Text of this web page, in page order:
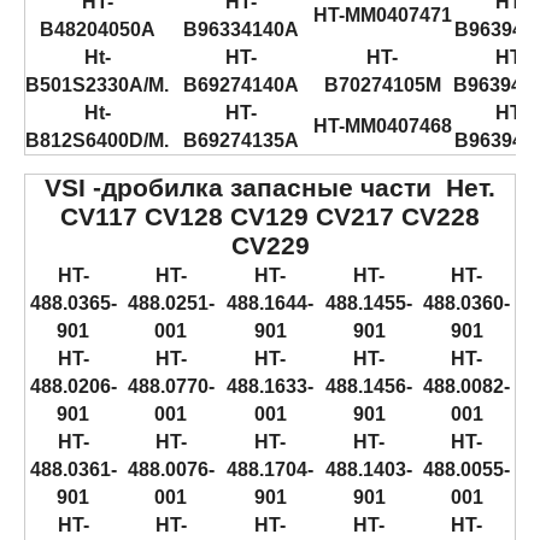
B48204050A
B96334140A
HT-MM0407471
Ht-
B501S2330A/M.
HT-
B69274140A
HT-
B70274105M
HT-
Ht-
B812S6400D/M.
HT-
B69274135A
HT-MM0407468
HT-
VSI -дробилка запасные части Нет.
CV117 CV128 CV129 CV217 CV228
CV229
HT-
488.0365-
901
HT-
488.0251-
001
HT-
488.1644-
901
HT-
488.1455-
901
HT-
488.0360-
901
HT-
488.0206-
901
HT-
488.0770-
001
HT-
488.1633-
001
HT-
488.1456-
901
HT-
488.0082-
001
HT-
488.0361-
901
HT-
488.0076-
001
HT-
488.1704-
901
HT-
488.1403-
901
HT-
488.0055-
001
HT-
HT- HT- HT- HT-